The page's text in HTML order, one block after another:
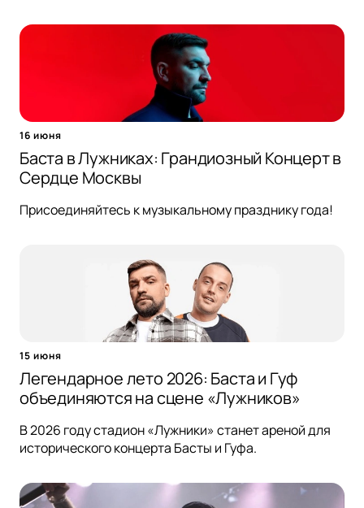
16 июня
Баста в Лужниках: Грандиозный Концерт в
Сердце Москвы
Присоединяйтесь к музыкальному празднику года!
15 июня
Легендарное лето 2026: Баста и Гуф
объединяются на сцене «Лужников»
В 2026 году стадион «Лужники» станет ареной для
исторического концерта Басты и Гуфа.